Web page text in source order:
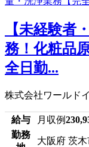
【未経験者
務！化粧品
全日勤...
株式会社ワールド
給与 月収例
勤務
大阪府 茨